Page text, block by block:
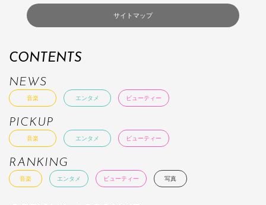
サイトマップ
CONTENTS
NEWS
音楽 エンタメ ビューティー
PICKUP
音楽 エンタメ ビューティー
RANKING
音楽 エンタメ ビューティー 写真